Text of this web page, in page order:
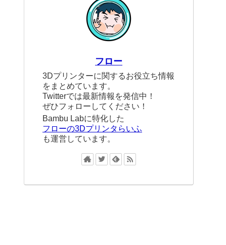
フロー
3Dプリンターに関するお役立ち情報
をまとめています。
Twitterでは最新情報を発信中！
ぜひフォローしてください！
Bambu Labに特化した
フローの3Dプリンタらいふ
も運営しています。